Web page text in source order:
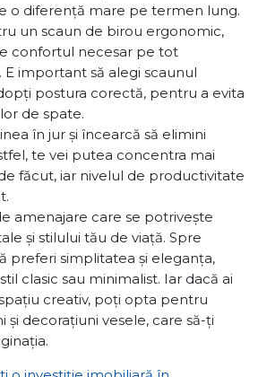
o diferență mare pe termen lung.
un scaun de birou ergonomic,
confortul necesar pe tot
E important să alegi scaunul
postura corectă, pentru a evita
de spate.
în jur și încearcă să elimini
te vei putea concentra mai
făcut, iar nivelul de productivitate
amenajare care se potrivește
și stilului tău de viață. Spre
preferi simplitatea și eleganța,
clasic sau minimalist. Iar dacă ai
creativ, poți opta pentru
și decorațiuni vesele, care să-ți